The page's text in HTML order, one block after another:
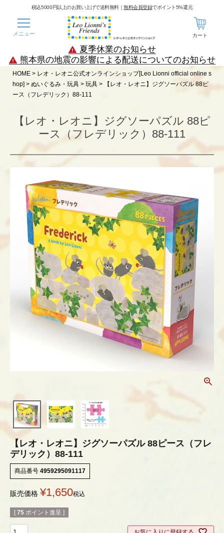
税込5000円以上のお買い上げで送料無料｜無料会員登録でポイント5%還元
メニュー カート
夏季休業のお知らせ
熊本県の地震の影響による配送についてのお知らせ
HOME
レオ・レオニ公式オンラインショップ[Leo Lionni official online s
hop]
ぬいぐるみ・玩具 玩具
【レオ・レオニ】ジグソーパズル 88ピ
ース（フレデリック）88-111
【レオ・レオニ】ジグソーパズル 88ピ
ース（フレデリック）88-111
【レオ・レオニ】ジグソーパズル 88ピース（フレ
デリック）88-111
商品番号 4959295091117
販売価格 ¥1,650税込
[ 75 ポイント進呈 ]